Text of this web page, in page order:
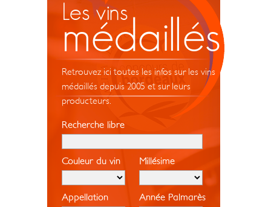
Les vins
médaillés
Retrouvez ici toutes les infos sur les vins
médaillés depuis 2005 et sur leurs
producteurs.
Recherche libre
Couleur du vin Millésime
Appellation Année Palmarès